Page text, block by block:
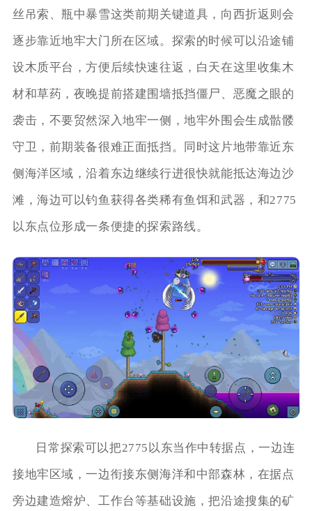
丝吊索、瓶中暴雪这类前期关键道具，向西折返则会
逐步靠近地牢大门所在区域。探索的时候可以沿途铺
设木质平台，方便后续快速往返，白天在这里收集木
材和草药，夜晚提前搭建围墙抵挡僵尸、恶魔之眼的
袭击，不要贸然深入地牢一侧，地牢外围会生成骷髅
守卫，前期装备很难正面抵挡。同时这片地带靠近东
侧海洋区域，沿着东边继续行进很快就能抵达海边沙
滩，海边可以钓鱼获得各类稀有鱼饵和武器，和2775
以东点位形成一条便捷的探索路线。
日常探索可以把2775以东当作中转据点，一边连
接地牢区域，一边衔接东侧海洋和中部森林，在据点
旁边建造熔炉、工作台等基础设施，把沿途搜集的矿